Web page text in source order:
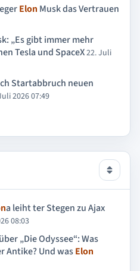
Elon Musk das Vertrauen
„Es gibt immer mehr
Tesla und SpaceX22. Juli
Startabbruch neuen
2026 07:49
a leiht ter Stegen zu Ajax
08:03
„Die Odyssee“: Was
Antike? Und wasElon